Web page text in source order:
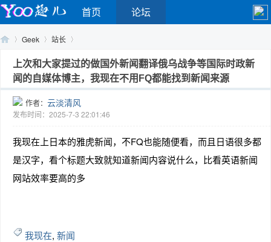
首页 论坛
Yo›
Geek
›
站长
›
上次和大家提过的做国外新闻翻译俄乌战争等国际时政新
闻的自媒体博主，我现在不用FQ都能找到新闻来源
作者： 云淡清风
发布时间：2025-7-3 22:01:46
我现在上日本的雅虎新闻，不FQ也能随便看，而且日语很多都
是汉字，看个标题大致就知道新闻内容说什么，比看英语新闻
网站效率要高的多
我现在, 新闻